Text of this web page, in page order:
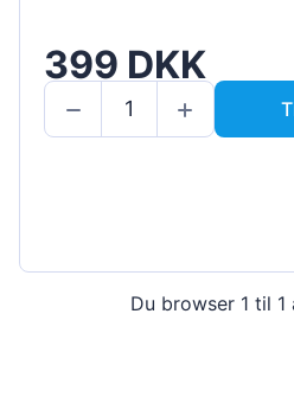
399 DKK
Du browser 1 til 1